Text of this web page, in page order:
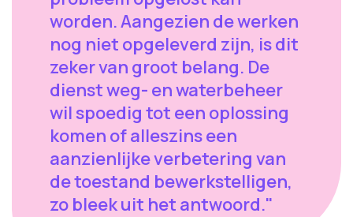
worden. Aangezien de werken
nog niet opgeleverd zijn, is dit
zeker van groot belang. De
dienst weg- en waterbeheer
wil spoedig tot een oplossing
komen of alleszins een
aanzienlijke verbetering van
de toestand bewerkstelligen,
zo bleek uit het antwoord."